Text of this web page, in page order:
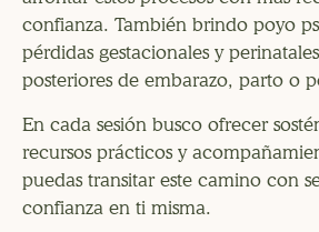
confianza. También brindo poyo
pérdidas gestacionales y
posteriores de embarazo, parto o
En cada sesión busco ofrecer
recursos prácticos y
puedas transitar este camino con
confianza en ti misma.